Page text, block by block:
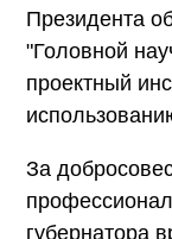
Президента
"Головной
проектный
За
губернатора